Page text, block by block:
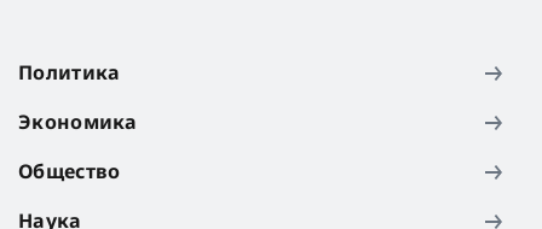
Политика
Экономика
Общество
Наука